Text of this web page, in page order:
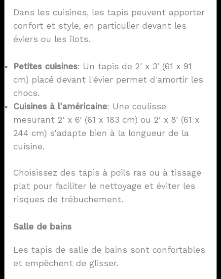
Dans les cuisines, les tapis peuvent apporter
confort et style, en particulier devant les
éviers ou les îlots.
Petites cuisines: Un tapis de 2′ x 3′ (61 x 91
cm) placé devant l'évier permet d'amortir les
chocs.
Cuisines à l'américaine: Une coulisse
mesurant 2′ x 6′ (61 x 183 cm) ou 2′ x 8′ (61 x
244 cm) s'adapte bien à la longueur de la
cuisine.
Choisissez des tapis à poils ras ou à tissage
plat pour faciliter le nettoyage et éviter les
risques de trébuchement.
Salle de bains
Les tapis de salle de bains sont confortables
et empêchent de glisser.